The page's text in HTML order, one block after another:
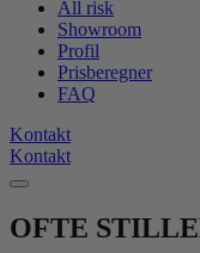
All risk
Showroom
Profil
Prisberegner
FAQ
Kontakt
Kontakt
OFTE